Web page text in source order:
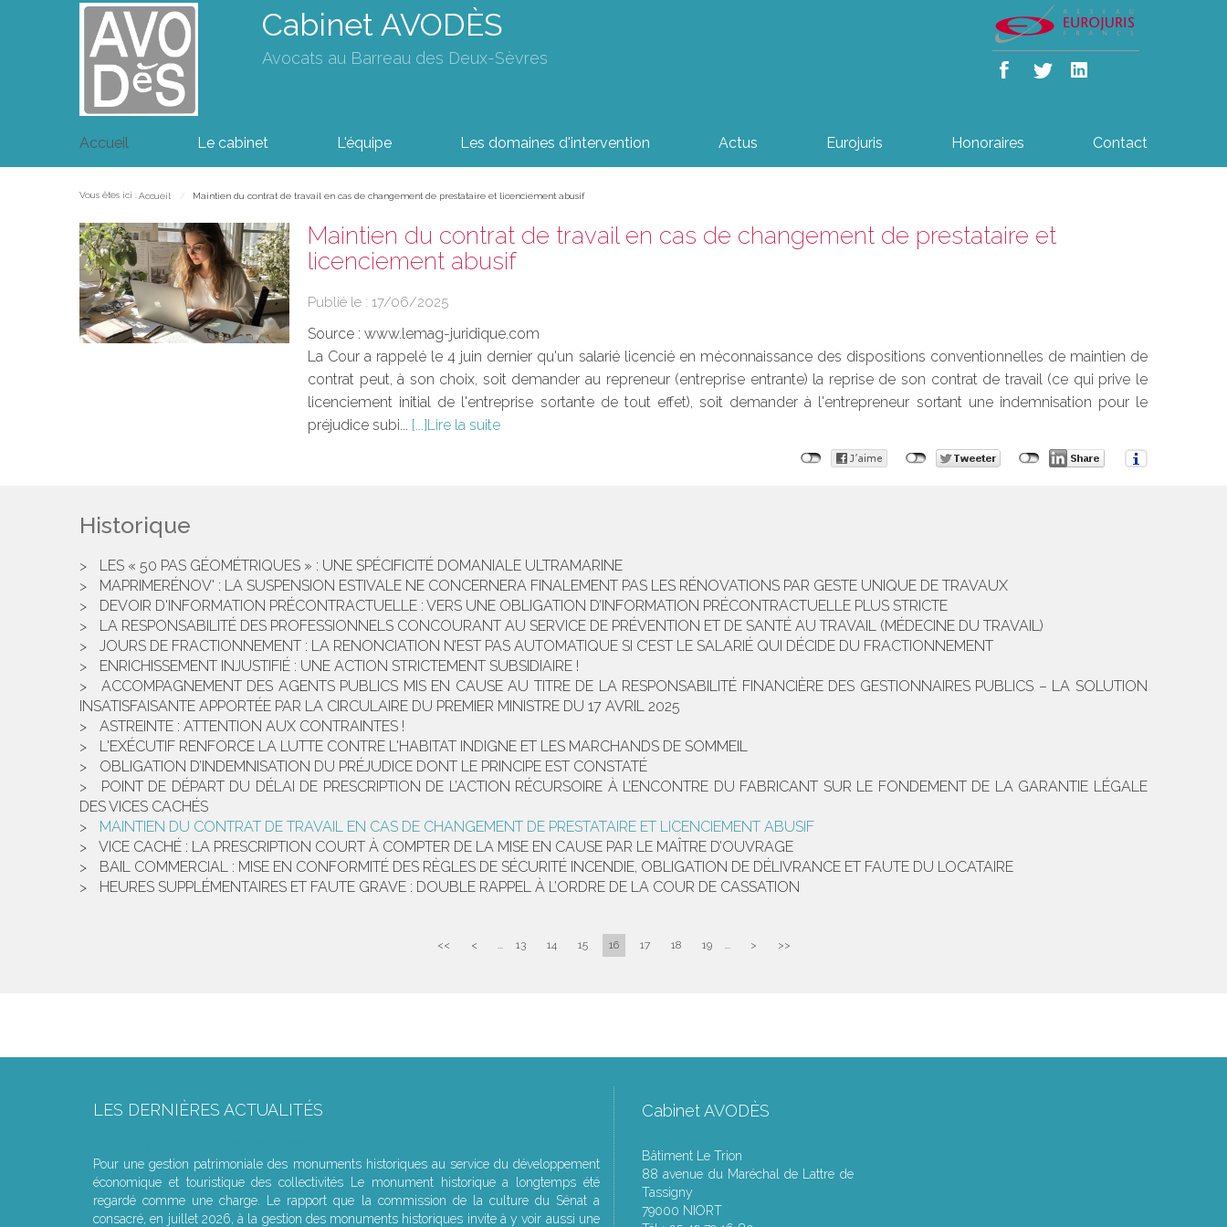
Cabinet AVODÈS
Avocats au Barreau des Deux-Sèvres
Accueil Le cabinet L'équipe Les domaines d'intervention Actus Eurojuris Honoraires Contact
Vous êtes ici : Accueil Maintien du contrat de travail en cas de changement de prestataire et licenciement abusif
Maintien du contrat de travail en cas de changement de prestataire et
licenciement abusif
Publié le : 17/06/2025
Source : www.lemag-juridique.com
La Cour a rappelé le 4 juin dernier qu'un salarié licencié en méconnaissance des dispositions conventionnelles de maintien de
contrat peut, à son choix, soit demander au repreneur (entreprise entrante) la reprise de son contrat de travail (ce qui prive le
licenciement initial de l'entreprise sortante de tout effet), soit demander à l'entrepreneur sortant une indemnisation pour le
préjudice subi...
Lire la suite
Historique
LES « 50 PAS GÉOMÉTRIQUES » : UNE SPÉCIFICITÉ DOMANIALE ULTRAMARINE
MAPRIMERÉNOV' : LA SUSPENSION ESTIVALE NE CONCERNERA FINALEMENT PAS LES RÉNOVATIONS PAR GESTE UNIQUE DE TRAVAUX
DEVOIR D'INFORMATION PRÉCONTRACTUELLE : VERS UNE OBLIGATION D’INFORMATION PRÉCONTRACTUELLE PLUS STRICTE
LA RESPONSABILITÉ DES PROFESSIONNELS CONCOURANT AU SERVICE DE PRÉVENTION ET DE SANTÉ AU TRAVAIL (MÉDECINE DU TRAVAIL)
JOURS DE FRACTIONNEMENT : LA RENONCIATION N’EST PAS AUTOMATIQUE SI C’EST LE SALARIÉ QUI DÉCIDE DU FRACTIONNEMENT
ENRICHISSEMENT INJUSTIFIÉ : UNE ACTION STRICTEMENT SUBSIDIAIRE !
ACCOMPAGNEMENT DES AGENTS PUBLICS MIS EN CAUSE AU TITRE DE LA RESPONSABILITÉ FINANCIÈRE DES GESTIONNAIRES PUBLICS – LA SOLUTION
INSATISFAISANTE APPORTÉE PAR LA CIRCULAIRE DU PREMIER MINISTRE DU 17 AVRIL 2025
ASTREINTE : ATTENTION AUX CONTRAINTES !
L'EXÉCUTIF RENFORCE LA LUTTE CONTRE L'HABITAT INDIGNE ET LES MARCHANDS DE SOMMEIL
OBLIGATION D’INDEMNISATION DU PRÉJUDICE DONT LE PRINCIPE EST CONSTATÉ
POINT DE DÉPART DU DÉLAI DE PRESCRIPTION DE L’ACTION RÉCURSOIRE À L’ENCONTRE DU FABRICANT SUR LE FONDEMENT DE LA GARANTIE LÉGALE
DES VICES CACHÉS
MAINTIEN DU CONTRAT DE TRAVAIL EN CAS DE CHANGEMENT DE PRESTATAIRE ET LICENCIEMENT ABUSIF
VICE CACHÉ : LA PRESCRIPTION COURT À COMPTER DE LA MISE EN CAUSE PAR LE MAÎTRE D’OUVRAGE
BAIL COMMERCIAL : MISE EN CONFORMITÉ DES RÈGLES DE SÉCURITÉ INCENDIE, OBLIGATION DE DÉLIVRANCE ET FAUTE DU LOCATAIRE
HEURES SUPPLÉMENTAIRES ET FAUTE GRAVE : DOUBLE RAPPEL À L’ORDRE DE LA COUR DE CASSATION
<< < ... 13 14 15 16 17 18 19 ... > >>
LES DERNIÈRES ACTUALITÉS
Pour une gestion patrimoniale des monuments historiques au service du développement
économique et touristique des collectivités Le monument historique a longtemps été
regardé comme une charge. Le rapport que la commission de la culture du Sénat a
consacré, en juillet 2026, à la gestion des monuments historiques invite à y voir aussi une
Cabinet AVODÈS
Bâtiment Le Trion
88 avenue du Maréchal de Lattre de
Tassigny
79000 NIORT